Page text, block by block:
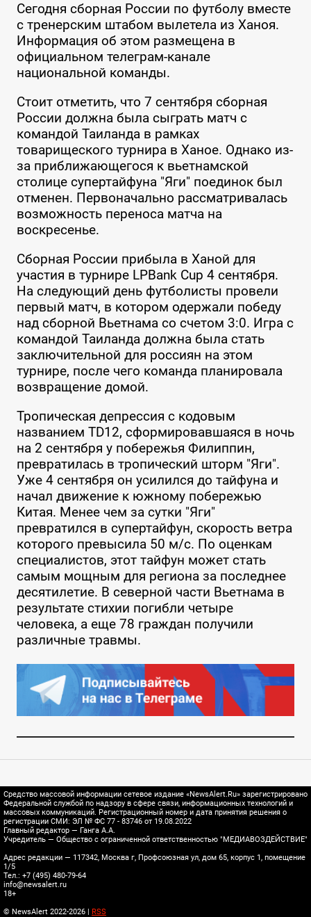
Сегодня сборная России по футболу вместе
с тренерским штабом вылетела из Ханоя.
Информация об этом размещена в
официальном телеграм-канале
национальной команды.
Стоит отметить, что 7 сентября сборная
России должна была сыграть матч с
командой Таиланда в рамках
товарищеского турнира в Ханое. Однако из-
за приближающегося к вьетнамской
столице супертайфуна "Яги" поединок был
отменен. Первоначально рассматривалась
возможность переноса матча на
воскресенье.
Сборная России прибыла в Ханой для
участия в турнире LPBank Cup 4 сентября.
На следующий день футболисты провели
первый матч, в котором одержали победу
над сборной Вьетнама со счетом 3:0. Игра с
командой Таиланда должна была стать
заключительной для россиян на этом
турнире, после чего команда планировала
возвращение домой.
Тропическая депрессия с кодовым
названием TD12, сформировавшаяся в ночь
на 2 сентября у побережья Филиппин,
превратилась в тропический шторм "Яги".
Уже 4 сентября он усилился до тайфуна и
начал движение к южному побережью
Китая. Менее чем за сутки "Яги"
превратился в супертайфун, скорость ветра
которого превысила 50 м/с. По оценкам
специалистов, этот тайфун может стать
самым мощным для региона за последнее
десятилетие. В северной части Вьетнама в
результате стихии погибли четыре
человека, а еще 78 граждан получили
различные травмы.
Средство массовой информации сетевое издание «NewsAlert.Ru» зарегистрировано
Федеральной службой по надзору в сфере связи, информационных технологий и
массовых коммуникаций. Регистрационный номер и дата принятия решения о
регистрации СМИ: ЭЛ № ФС 77 - 83746 от 19.08.2022
Главный редактор — Ганга А.А.
Учредитель — Общество с ограниченной ответственностью "МЕДИАВОЗДЕЙСТВИЕ"
Адрес редакции — 117342, Москва г, Профсоюзная ул, дом 65, корпус 1, помещение
1/5
Тел.: +7 (495) 480-79-64
info@newsalert.ru
18+
© NewsAlert 2022-2026 |
RSS